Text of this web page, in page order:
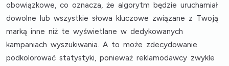
obowiązkowe, co oznacza, że algorytm będzie uruchamiał
dowolne lub wszystkie słowa kluczowe związane z Twoją
marką inne niż te wyświetlane w dedykowanych
kampaniach wyszukiwania. A to może zdecydowanie
podkolorować statystyki, ponieważ reklamodawcy zwykle